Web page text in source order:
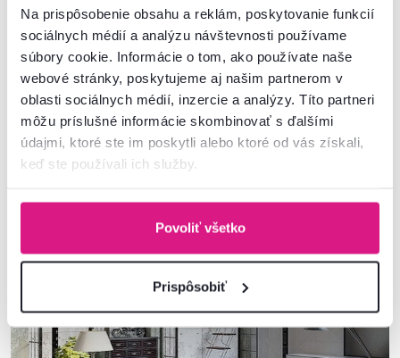
Na prispôsobenie obsahu a reklám, poskytovanie funkcií
sociálnych médií a analýzu návštevnosti používame
súbory cookie. Informácie o tom, ako používate naše
webové stránky, poskytujeme aj našim partnerom v
oblasti sociálnych médií, inzercie a analýzy. Títo partneri
môžu príslušné informácie skombinovať s ďalšími
údajmi, ktoré ste im poskytli alebo ktoré od vás získali,
keď ste používali ich služby.
Povoliť všetko
Prispôsobiť
Staré materiály v kombinácii s novým nábytkom. Zdroj: pinterest.com
Zemité farby a matné povrchy
Farby voľte neutrálne​ a materiály s matným povrchom.Vysoký
lesk a príliš pestré farby sem jednoducho nepatria. Prevládajú zemité​
tóny, farba kávy, hrdze, starého dreva či kovu s patinou.
Čierna​ a sivású na vrchole farebného rebríčka, môžu byť hlavnými aj
doplnkovými farbami. Čo sa týka kombinovania farieb, nábytok by mal